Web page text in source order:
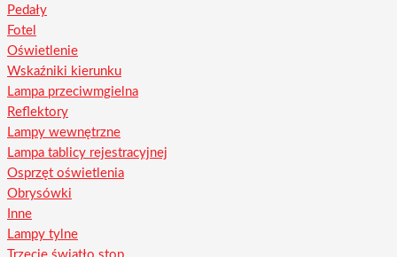
Pedały
Fotel
Oświetlenie
Wskaźniki kierunku
Lampa przeciwmgielna
Reflektory
Lampy wewnętrzne
Lampa tablicy rejestracyjnej
Osprzęt oświetlenia
Obrysówki
Inne
Lampy tylne